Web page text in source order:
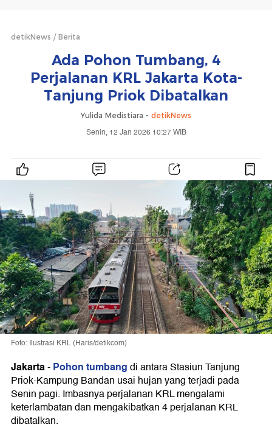
detikNews Berita
Ada Pohon Tumbang, 4
Perjalanan KRL Jakarta Kota-
Tanjung Priok Dibatalkan
Yulida Medistiara - detikNews
Senin, 12 Jan 2026 10:27 WIB
Foto: Ilustrasi KRL (Haris/detikcom)
Jakarta-Pohon tumbangdi antara Stasiun Tanjung
Priok-Kampung Bandan usai hujan yang terjadi pada
Senin pagi. Imbasnya perjalanan KRL mengalami
keterlambatan dan mengakibatkan 4 perjalanan KRL
dibatalkan.